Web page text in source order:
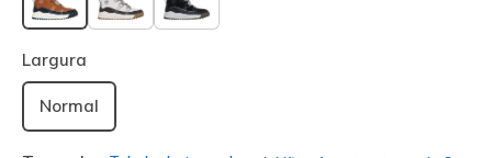
selecionado
Largura
Normal